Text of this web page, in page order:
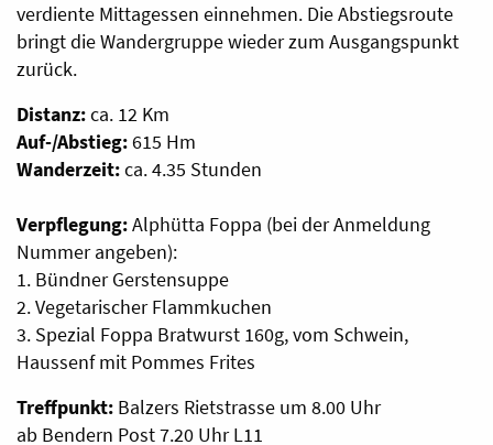
verdiente Mittagessen einnehmen. Die Abstiegsroute
bringt die Wandergruppe wieder zum Ausgangspunkt
zurück.
Distanz:ca. 12 Km
Auf-/Abstieg:615 Hm
Wanderzeit:ca. 4.35 Stunden
Verpflegung:Alphütta Foppa (bei der Anmeldung
Nummer angeben):
1. Bündner Gerstensuppe
2. Vegetarischer Flammkuchen
3. Spezial Foppa Bratwurst 160g, vom Schwein,
Haussenf mit Pommes Frites
Treffpunkt: Balzers Rietstrasse um 8.00 Uhr
ab Bendern Post 7.20 Uhr L11